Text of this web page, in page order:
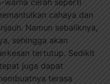
cahaya dan
Namun sebaliknya,
sehingga akan
tertutup. Sedikit
juga dapat
terasa